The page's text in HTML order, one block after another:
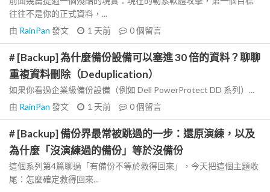
往往不是你的正式資料，...
由 RainPan 發文 1 天前 0個留言
# [Backup] 為什麼備份設備可以塞進 30 倍的資料？聊聊
重複資料刪除（Deduplication）
如果你看過企業級備份設備（例如 Dell PowerProtect DD 系列）...
由 RainPan 發文 1 天前 0個留言
# [Backup] 備份界最常被跳過的一步：還原演練，以及
為什麼「沒演練過的備份」等於沒備份
這個系列第4篇聊過「有備份不等於救得回來」，今天把這個主題收
尾：怎麼確定救得回來...